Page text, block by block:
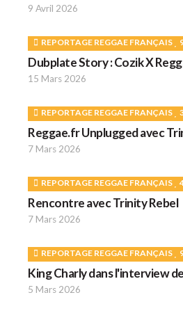
9 Avril 2026
REPORTAGE REGGAE FRANÇAIS
Dubplate Story : Cozik X
15 Mars 2026
REPORTAGE REGGAE FRANÇAIS
Reggae.fr Unplugged avec
7 Mars 2026
REPORTAGE REGGAE FRANÇAIS
Rencontre avec Trinity Rebel
7 Mars 2026
REPORTAGE REGGAE FRANÇAIS
King Charly dans l'interview
5 Mars 2026